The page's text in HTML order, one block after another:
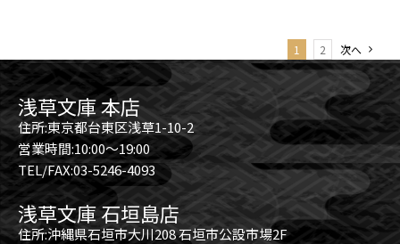
1 2 次へ
浅草文庫 本店
住所:東京都台東区浅草1-10-2
営業時間:10:00～19:00
TEL/FAX:03-5246-4093
浅草文庫 石垣島店
住所:沖縄県石垣市大川208 石垣市公設市場2F